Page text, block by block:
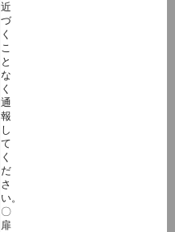
近
づ
く
こ
と
な
く
通
報
し
て
く
だ
さ
い。
〇
扉